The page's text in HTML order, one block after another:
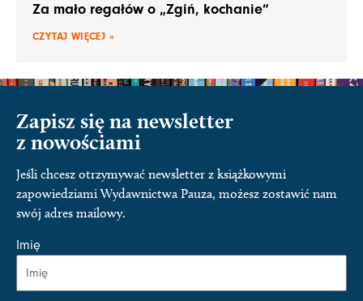
Za mało regałów o „Zgiń, kochanie”
CZYTAJ WIĘCEJ »
Zapisz się na newsletter
z nowościami
Jeśli chcesz otrzymywać newsletter z książkowymi
zapowiedziami Wydawnictwa Pauza, możesz zostawić nam
swój adres mailowy.
Imię